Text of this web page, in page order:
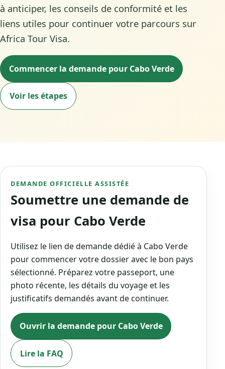
à anticiper, les conseils de conformité et les
liens utiles pour continuer votre parcours sur
Africa Tour Visa.
Commencer la demande pour Cabo Verde
Voir les étapes
DEMANDE OFFICIELLE ASSISTÉE
Soumettre une demande de
visa pour Cabo Verde
Utilisez le lien de demande dédié à Cabo Verde
pour commencer votre dossier avec le bon pays
sélectionné. Préparez votre passeport, une
photo récente, les détails du voyage et les
justificatifs demandés avant de continuer.
Ouvrir la demande pour Cabo Verde
Lire la FAQ